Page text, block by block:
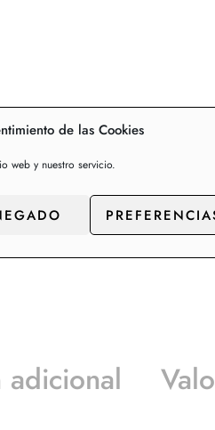
de las Cookies
web y nuestro servicio.
adicional